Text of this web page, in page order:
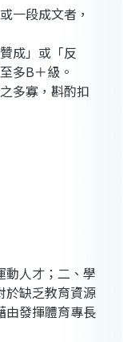
一段成文者，
成」或「反
多B＋級。
多寡，斟酌扣
人才；二、學
於缺乏教育資源
由發揮體育專長